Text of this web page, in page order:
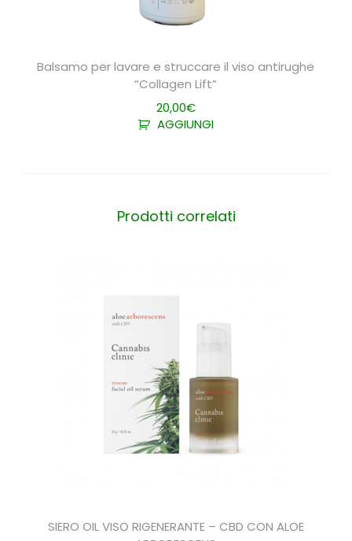
Balsamo per lavare e struccare il viso antirughe
“Collagen Lift”
20,00€
AGGIUNGI
Prodotti correlati
SIERO OIL VISO RIGENERANTE – CBD CON ALOE